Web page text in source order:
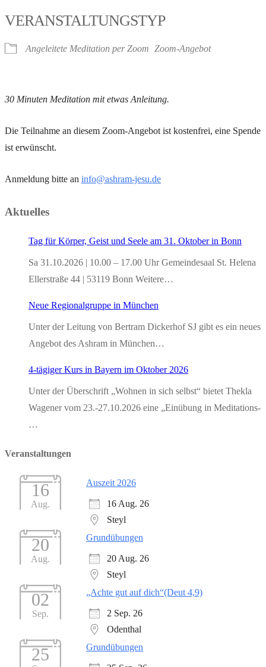
VERANSTALTUNGSTYP
Angeleitete Meditation per Zoom Zoom-Angebot
30 Minuten Meditation mit etwas Anleitung.
Die Teilnahme an diesem Zoom-Angebot ist kostenfrei, eine Spende
ist erwünscht.
Anmeldung bitte an info@ashram-jesu.de
Aktuelles
Tag für Körper, Geist und Seele am 31. Oktober in Bonn
Sa 31.10.2026 | 10.00 – 17.00 Uhr Gemeindesaal St. Helena
Ellerstraße 44 | 53119 Bonn Weitere…
Neue Regionalgruppe in München
Unter der Leitung von Bertram Dickerhof SJ gibt es ein neues
Angebot des Ashram in München…
4-tägiger Kurs in Bayern im Oktober 2026
Unter der Überschrift „Wohnen in sich selbst“ bietet Thekla
Wagener vom 23.-27.10.2026 eine „Einübung in Meditations-
…
Veranstaltungen
16
Aug.
Auszeit 2026
16 Aug. 26
Steyl
20
Aug.
Grundübungen
20 Aug. 26
Steyl
02
Sep.
„Achte gut auf dich“(Deut 4,9)
2 Sep. 26
Odenthal
25 Grundübungen